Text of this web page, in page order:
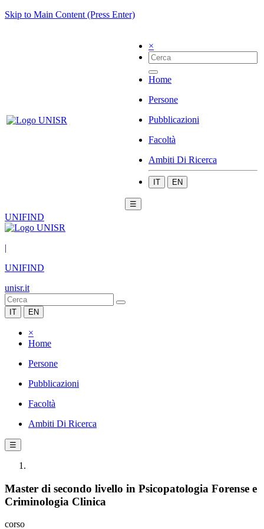
Skip to Main Content (Press Enter)
×
Home
Persone
Pubblicazioni
Facoltà
Ambiti Di Ricerca
IT EN
☰
UNIFIND
|
UNIFIND
unisr.it
IT EN
×
Home
Persone
Pubblicazioni
Facoltà
Ambiti Di Ricerca
☰
Master di secondo livello in Psicopatologia Forense e
Criminologia Clinica
corso